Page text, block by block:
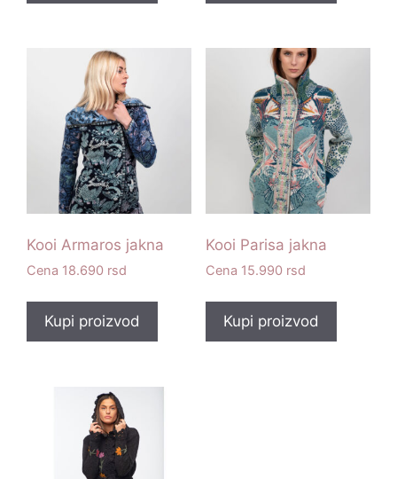
Kooi Armaros jakna
18.690 rsd
Kupi proizvod
Kooi Parisa jakna
15.990 rsd
Kupi proizvod